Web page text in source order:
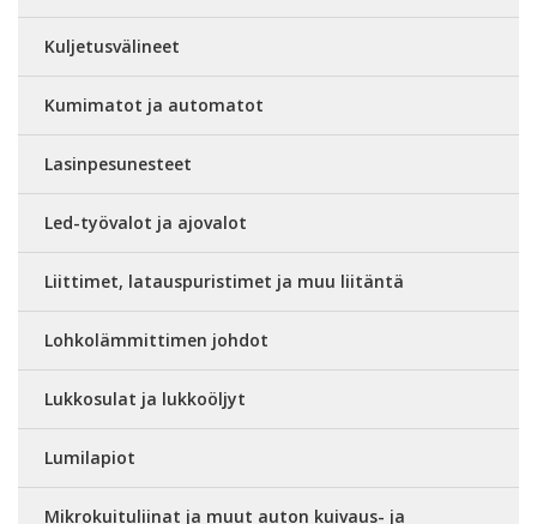
Kuljetusvälineet
Kumimatot ja automatot
Lasinpesunesteet
Led-työvalot ja ajovalot
Liittimet, latauspuristimet ja muu liitäntä
Lohkolämmittimen johdot
Lukkosulat ja lukkoöljyt
Lumilapiot
Mikrokuituliinat ja muut auton kuivaus- ja